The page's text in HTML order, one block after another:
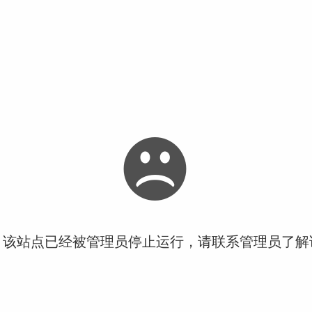
站点已经被管理员停止运行，请联系管理员了